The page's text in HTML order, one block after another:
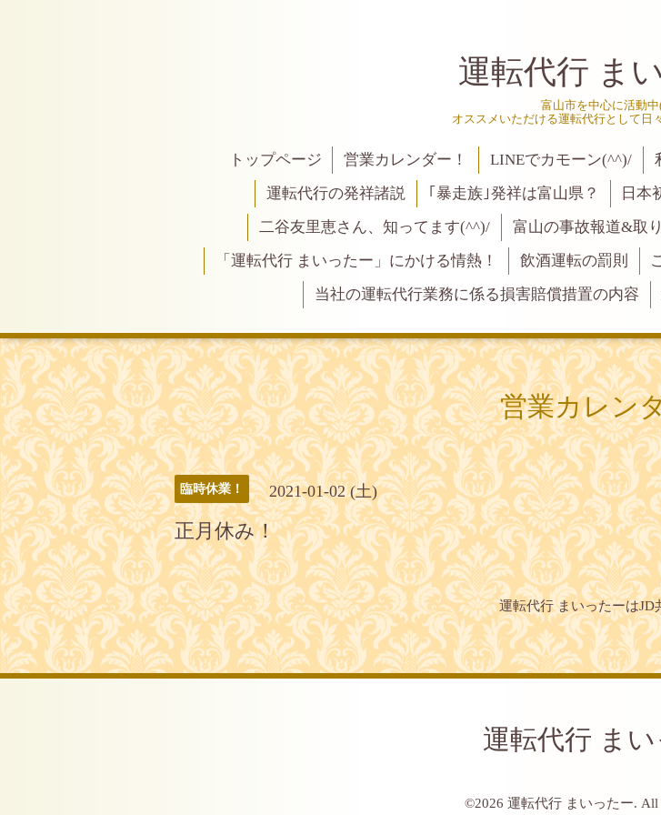
運転代行 ま
富山市を中心に活動
オススメいただける運転代行として日
トップページ 営業カレンダー！ LINEでカモーン(^^)/
運転代行の発祥諸説
｢暴走族｣発祥は富山県？ 日本
二谷友里恵さん、知ってます(^^)/
富山の事故報道&取
「運転代行 まいったー」にかける情熱！
飲酒運転の罰則
当社の運転代行業務に係る損害賠償措置の内容
営業カレン
臨時休業！ 2021-01-02 (土)
正月休み！
運転代行 まいったーはJD
運転代行 ま
©2026 運転代行 まいったー. All